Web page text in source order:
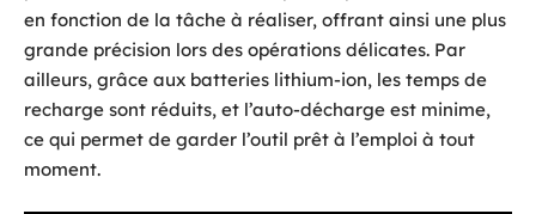
en fonction de la tâche à réaliser, offrant ainsi une plus
grande précision lors des opérations délicates. Par
ailleurs, grâce aux batteries lithium-ion, les temps de
recharge sont réduits, et l’auto-décharge est minime,
ce qui permet de garder l’outil prêt à l’emploi à tout
moment.